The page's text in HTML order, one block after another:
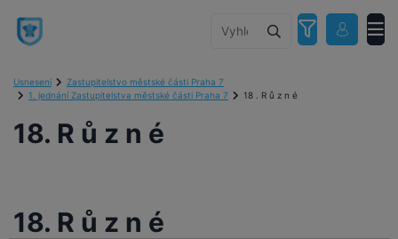
Usnesení
Zastupitelstvo městské části Praha 7
1. jednání Zastupitelstva městské části Praha 7
18 . R ů z n é
18. R ů z n é
18. R ů z n é